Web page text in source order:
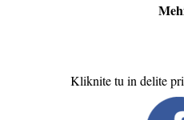
Kliknite tu in delite